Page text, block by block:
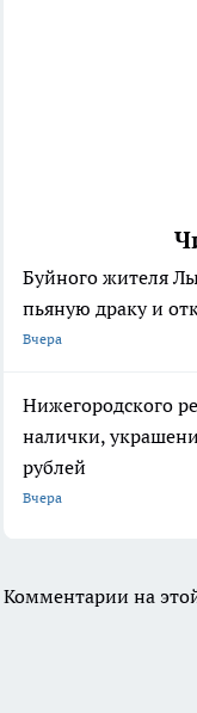
Буйного жителя
пьяную драку и
Вчера
Нижегородского
налички,
рублей
Вчера
Комментарии на